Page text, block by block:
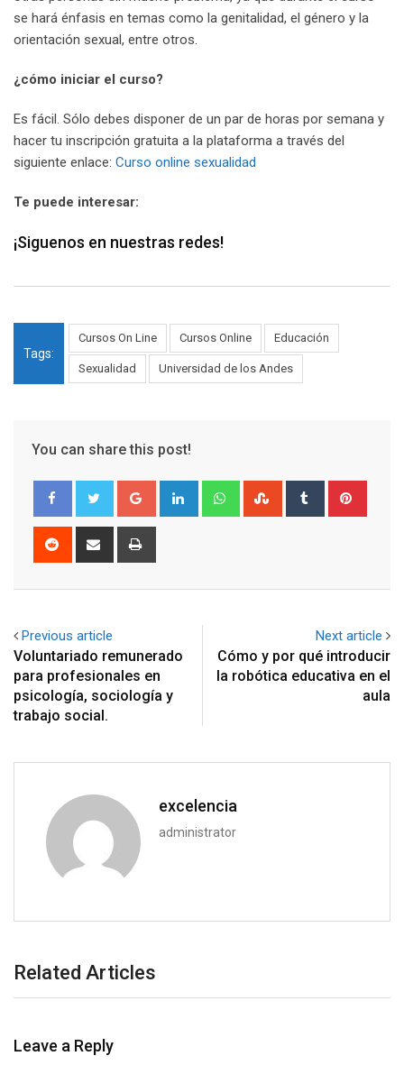
se hará énfasis en temas como la genitalidad, el género y la
orientación sexual, entre otros.
¿cómo iniciar el curso?
Es fácil. Sólo debes disponer de un par de horas por semana y
hacer tu inscripción gratuita a la plataforma a través del
siguiente enlace: Curso online sexualidad
Te puede interesar:
¡Siguenos en nuestras redes!
Tags:
Cursos On Line Cursos Online Educación
Sexualidad Universidad de los Andes
You can share this post!
Google+ LinkedIn WhatsappStumbleUpon
Tumblr
Reddit
Share
Previous article
Voluntariado remunerado
para profesionales en
psicología, sociología y
trabajo social.
Next article
Cómo y por qué introducir
la robótica educativa en el
aula
excelencia
administrator
Related Articles
Leave a Reply